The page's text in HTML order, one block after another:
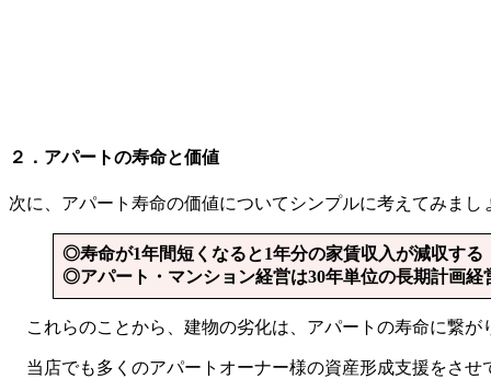
２．アパートの寿命と価値
次に、アパート寿命の価値についてシンプルに考えてみまし
◎寿命が1年間短くなると1年分の家賃収入が減収する
◎アパート・マンション経営は30年単位の長期計画経
これらのことから、建物の劣化は、アパートの寿命に繋
当店でも多くのアパートオーナー様の資産形成支援をさせ